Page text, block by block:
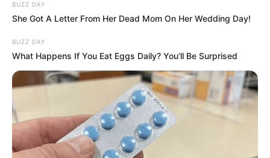
BUZZ DAY
She Got A Letter From Her Dead Mom On Her Wedding Day!
BUZZ DAY
What Happens If You Eat Eggs Daily? You'll Be Surprised